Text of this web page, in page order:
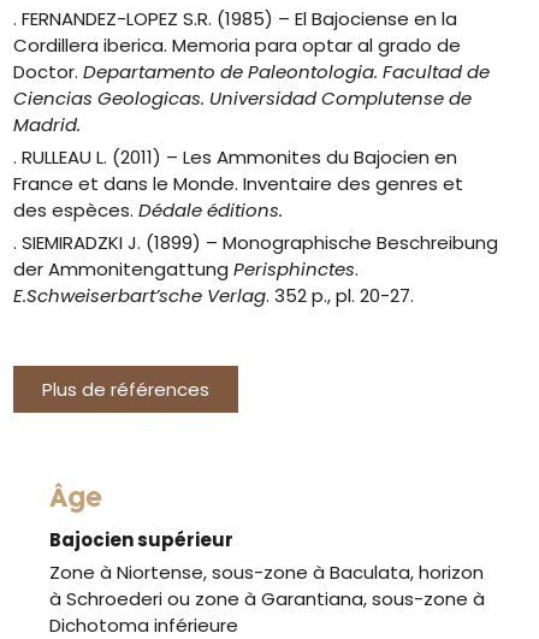
. FERNANDEZ-LOPEZ S.R. (1985) – El Bajociense en la
Cordillera iberica. Memoria para optar al grado de
Doctor.Departamento de Paleontologia. Facultad de
Ciencias Geologicas. Universidad Complutense de
Madrid.
. RULLEAU L. (2011) – Les Ammonites du Bajocien en
France et dans le Monde. Inventaire des genres et
des espèces.Dédale éditions.
. SIEMIRADZKI J. (1899) – Monographische Beschreibung
der AmmonitengattungPerisphinctes.
E.Schweiserbart’sche Verlag. 352 p., pl. 20-27.
Plus de références
Âge
Bajocien supérieur
Zone à Niortense, sous-zone à Baculata, horizon
à Schroederi ou zone à Garantiana, sous-zone à
Dichotoma inférieure